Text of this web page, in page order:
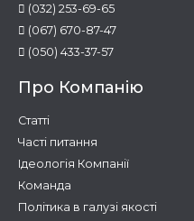
(032) 253-69-65
(067) 670-87-47
(050) 433-37-57
Про Компанію
Статті
Часті питання
Ідеологія Компанії
Команда
Політика в галузі якості